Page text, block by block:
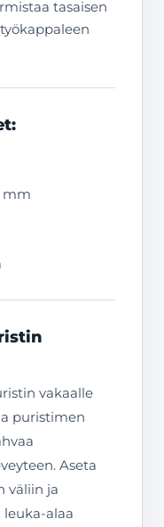
tasaisen
mm
vakaalle
puristimen
Aseta
väliin ja
leuka-alaa